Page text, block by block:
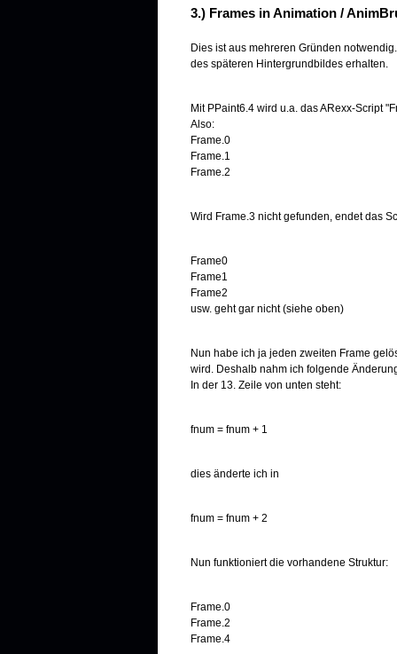
3.) Frames in Animation /
Dies ist aus mehreren Gründen
des späteren Hintergrundbildes erhalten.
Mit PPaint6.4 wird u.a. das ARexx-Script
Also:
Frame.0
Frame.1
Frame.2
Wird Frame.3 nicht gefunden, endet das
Frame0
Frame1
Frame2
usw. geht gar nicht (siehe oben)
Nun habe ich ja jeden zweiten Frame
wird. Deshalb nahm ich folgende
In der 13. Zeile von unten steht:
fnum = fnum + 1
dies änderte ich in
fnum = fnum + 2
Nun funktioniert die vorhandene Struktur:
Frame.0
Frame.2
Frame.4